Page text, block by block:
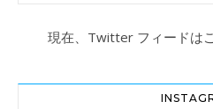
現在、Twitter フィードは